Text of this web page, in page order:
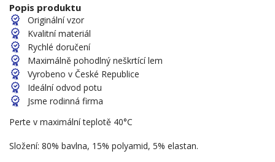
Popis produktu
Originální vzor
Kvalitní materiál
Rychlé doručení
Maximálně pohodlný neškrtící lem
Vyrobeno v České Republice
Ideální odvod potu
Jsme rodinná firma
Perte v maximální teplotě 40°C
Složení: 80% bavlna, 15% polyamid, 5% elastan.